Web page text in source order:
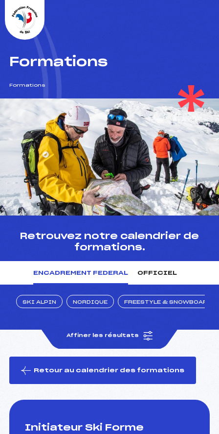
live
olympique à défendre
ski
Formations
Formations
Retrouvez notre calendrier de
formations.
ENCADREMENT FEDERAL OFFICIEL
SKI ALPIN NORDIQUE FREESTYLE & SNOWBOARD
Affiner les résultats
Retour au calendrier des formations
Initiateur Ski Forme
Panneau de gestion des cookies